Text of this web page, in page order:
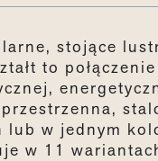
stojące
to
lub w jednym
w 11